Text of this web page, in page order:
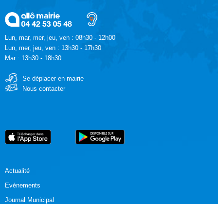
Lun, mar, mer, jeu, ven : 08h30 - 12h00
Lun, mer, jeu, ven : 13h30 - 17h30
Mar : 13h30 - 18h30
Se déplacer en mairie
Nous contacter
Actualité
Evénements
Journal Municipal